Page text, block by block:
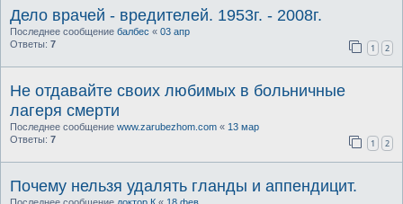
Дело врачей - вредителей. 1953г. - 2008г.
Последнее сообщение балбес « 03 апр
Ответы: 7 1 2
Не отдавайте своих любимых в больничные
лагеря смерти
Последнее сообщение www.zarubezhom.com « 13 мар
Ответы: 7 1 2
Почему нельзя удалять гланды и аппендицит.